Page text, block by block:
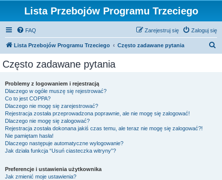
Lista Przebojów Programu Trzeciego
FAQ Zaloguj się
Zarejestruj się
Lista Przebojów Programu Trzeciego Często zadawane pytania
Często zadawane pytania
Problemy z logowaniem i rejestracją
Dlaczego w ogóle muszę się rejestrować?
Co to jest COPPA?
Dlaczego nie mogę się zarejestrować?
Rejestracja została przeprowadzona poprawnie, ale nie mogę się zalogować!
Dlaczego nie mogę się zalogować?
Rejestracja została dokonana jakiś czas temu, ale teraz nie mogę się zalogować?!
Nie pamiętam hasła!
Dlaczego następuje automatyczne wylogowanie?
Jak działa funkcja “Usuń ciasteczka witryny”?
Preferencje i ustawienia użytkownika
Jak zmienić moje ustawienia?